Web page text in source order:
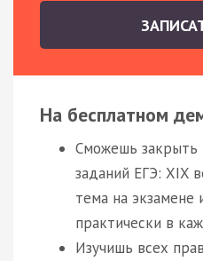
На бесплатном
Сможешь закрыть
заданий ЕГЭ: XIX
тема на экзамене
практически в
Изучишь всех